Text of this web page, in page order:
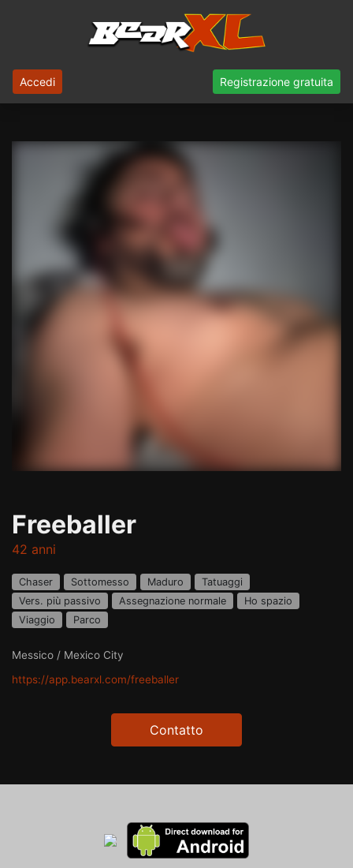
Accedi Registrazione gratuita
Freeballer
42 anni
Chaser Sottomesso Maduro
Tatuaggi
Vers. più passivo
Assegnazione normale
Ho spazio
Viaggio
Parco
Messico / Mexico City
https://app.bearxl.com/freeballer
Contatto